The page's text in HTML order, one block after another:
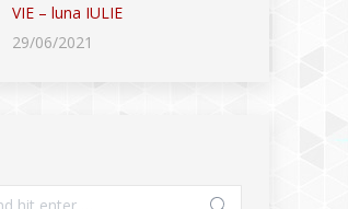
VIE – luna IULIE
29/06/2021